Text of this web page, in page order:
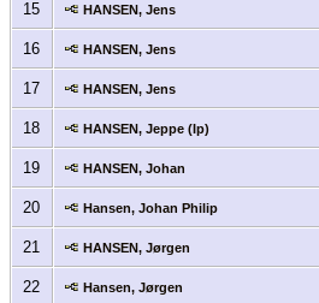
15 HANSEN, Jens
16 HANSEN, Jens
17 HANSEN, Jens
18 HANSEN, Jeppe (Ip)
19 HANSEN, Johan
20 Hansen, Johan Philip
21 HANSEN, Jørgen
22 Hansen, Jørgen